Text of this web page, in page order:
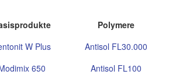
W Plus
650
Polymere
Antisol FL30.000
Antisol FL100